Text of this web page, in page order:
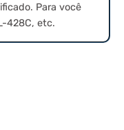
Para você
428C, etc.